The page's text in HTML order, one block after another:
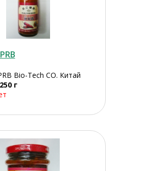
Bio-Tech CO. Китай
г